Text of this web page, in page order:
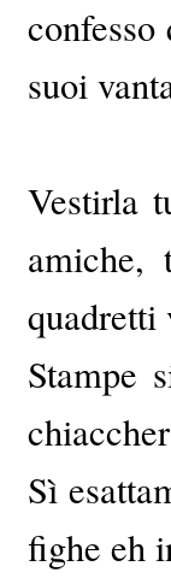
suoi
Vestirla
amiche,
quadretti
Stampe
Sì
fighe eh